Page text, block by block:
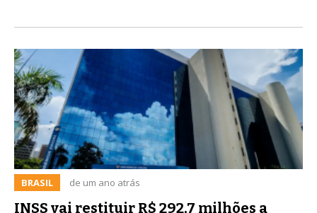
BRASIL de um ano atrás
INSS vai restituir R$ 292,7 milhões a